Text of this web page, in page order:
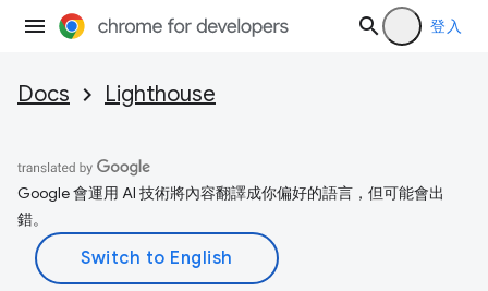
登入
Docs Lighthouse
Google 會運用 AI 技術將內容翻譯成你偏好的語言，但可能會出
錯。